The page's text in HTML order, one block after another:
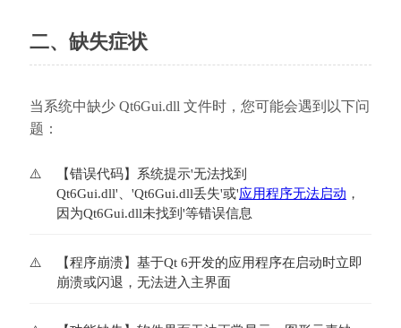
二、缺失症状
当系统中缺少 Qt6Gui.dll 文件时，您可能会遇到以下问
题：
【错误代码】系统提示'无法找到
Qt6Gui.dll'、'Qt6Gui.dll丢失'或'应用程序无法启动 ，
因为Qt6Gui.dll未找到'等错误信息
【程序崩溃】基于Qt 6开发的应用程序在启动时立即
崩溃或闪退，无法进入主界面